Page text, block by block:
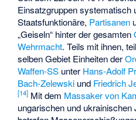
Einsatzgruppen systematisch
Staatsfunktionäre, Partisanen
„Geiseln“ hinter der gesamten
Wehrmacht. Teils mit ihnen,
selben Gebiet Einheiten der
Waffen-SS unter Hans-Adolf
Bach-Zelewski und Friedrich
[14] Mit dem Massaker von
ungarischen und ukrainischen